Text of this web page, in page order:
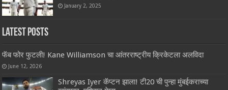
January 2, 2025
Latest Posts
फॅब फोर फुटली! Kane Williamson चा आंतरराष्ट्रीय क्रिकेटला अलविदा
June 12, 2026
Shreyas Iyer कॅप्टन झाला! टी20 ची पुन्हा मुंबईकराच्या